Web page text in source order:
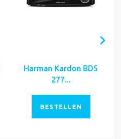
Harman Kardon BDS
277...
BESTELLEN